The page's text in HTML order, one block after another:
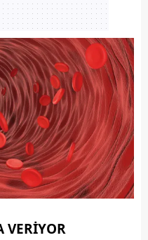
VERİYOR